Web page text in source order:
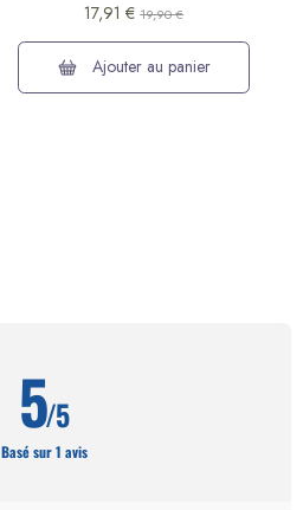
17,91 €19,90 €
Ajouter au panier
5/5
Basé sur 1 avis